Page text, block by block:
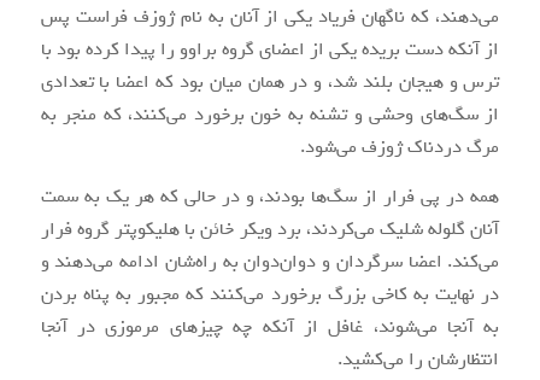
می‌دهند، که ناگهان فریاد یکی از آنان به نام ژوزف فراست پس
از آنکه دست بریده یکی از اعضای گروه براوو را پیدا کرده بود با
ترس و هیجان بلند شد، و در همان میان بود که اعضا با تعدادی
از سگ‌های وحشی و تشنه به خون برخورد می‌کنند، که منجر به
مرگ دردناک ژوزف می‌شود.
همه در پی فرار از سگ‌ها بودند، و در حالی که هر یک به سمت
آنان گلوله شلیک می‌کردند، برد ویکر خائن با هلیکوپتر گروه فرار
می‌کند. اعضا سرگردان و دوان‌دوان به راه‌شان ادامه می‌دهند و
در نهایت به کاخی بزرگ برخورد می‌کنند که مجبور به پناه بردن
به آنجا می‌شوند، غافل از آنکه چه چیزهای مرموزی در آنجا
انتظارشان را می‌کشید.